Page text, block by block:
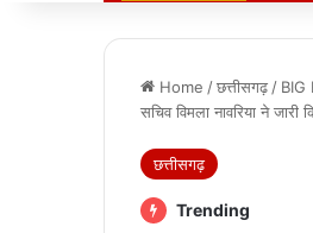
Home /छत्तीसगढ़ / BIG
सचिव विमला नावरिया ने
छत्तीसगढ़
Trending